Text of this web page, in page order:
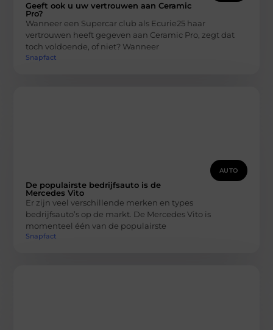
Geeft ook u uw vertrouwen aan Ceramic
Pro?
Wanneer een Supercar club als Ecurie25 haar
vertrouwen heeft gegeven aan Ceramic Pro, zegt dat
toch voldoende, of niet? Wanneer
Snapfact
AUTO
De populairste bedrijfsauto is de
Mercedes Vito
Er zijn veel verschillende merken en types
bedrijfsauto’s op de markt. De Mercedes Vito is
momenteel één van de populairste
Snapfact